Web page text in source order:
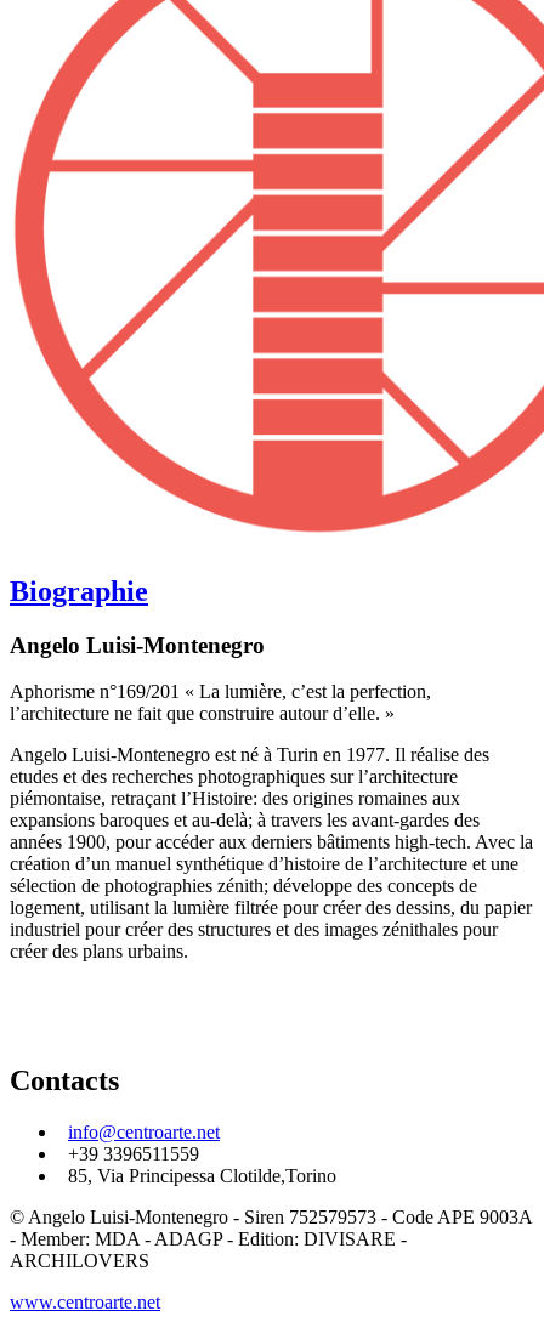
Biographie
Angelo Luisi-Montenegro
Aphorisme n°169/201 « La lumière, c’est la perfection,
l’architecture ne fait que construire autour d’elle. »
Angelo Luisi-Montenegro est né à Turin en 1977. Il réalise des
etudes et des recherches photographiques sur l’architecture
piémontaise, retraçant l’Histoire: des origines romaines aux
expansions baroques et au-delà; à travers les avant-gardes des
années 1900, pour accéder aux derniers bâtiments high-tech. Avec la
création d’un manuel synthétique d’histoire de l’architecture et une
sélection de photographies zénith; développe des concepts de
logement, utilisant la lumière filtrée pour créer des dessins, du papier
industriel pour créer des structures et des images zénithales pour
créer des plans urbains.
Contacts
info@centroarte.net
+39 3396511559
85, Via Principessa Clotilde,Torino
© Angelo Luisi-Montenegro - Siren 752579573 - Code APE 9003A
- Member: MDA - ADAGP - Edition: DIVISARE -
ARCHILOVERS
www.centroarte.net